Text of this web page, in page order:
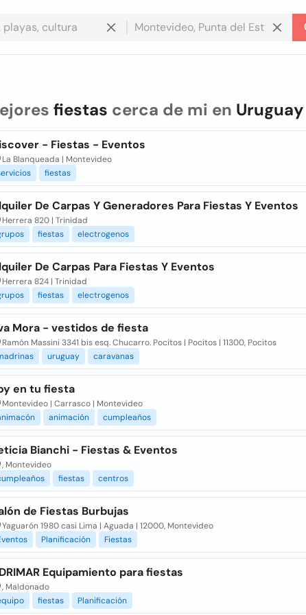
fiestas cerca de mi en Uruguay
- Fiestas - Eventos
La Blanqueada | Montevideo
fiestas
De Carpas Y Generadores Para Fiestas Y Eventos
Herrera 820 | Trinidad
fiestas electrogenos
De Carpas Para Fiestas Y Eventos
Herrera 824 | Trinidad
fiestas electrogenos
Mora - vestidos de fiesta
Ramón Massini 3341 bis esq. Chucarro. Pocitos | Pocitos | 11300, Pocitos
uruguay caravanas
en tu fiesta
Montevideo | Carrasco | Montevideo
animación cumpleaños
Bianchi - Fiestas & Eventos
, Montevideo
fiestas centros
de Fiestas Burbujas
Yaguarón 1980 casi Lima | Aguada | 12000, Montevideo
Planificación Fiestas
Equipamiento para fiestas
, Maldonado
fiestas Planificación